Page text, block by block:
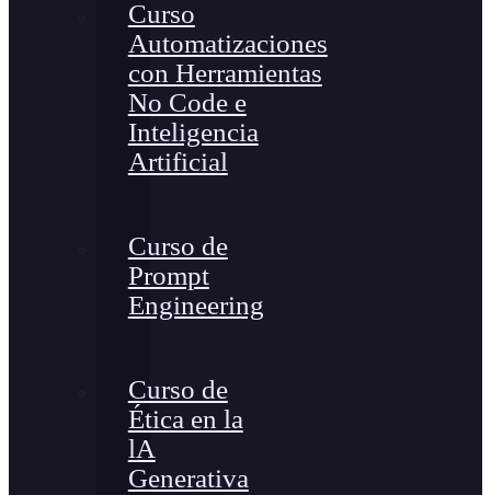
Curso
Automatizaciones
con Herramientas
No Code e
Inteligencia
Artificial
Curso de
Prompt
Engineering
Curso de
Ética en la
lA
Generativa